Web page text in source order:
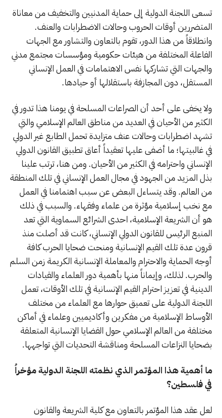
تسعى اللجنة الدولية إلى حماية المدنيين والتخفيف من معاناة
المتضررين أوقات الحروب وحالات الاضطرابات والعنف.
وانطلاقاً من هذا الدور، تقوم بالتعاون والتشاور مع الجهات
الفاعلة المختلفة من هيئات حكومية ومؤسسات مجتمع مدني
والجهات التي تشاركها نفس الاهتمامات في العمل الإنساني
المستقل، دون المجازفة باستقلالها أو حيادها.
ولا يخفى على أحد أن الصراعات المسلحة في يومنا هذا تدور في
الكثير من الأحيان في العديد من مناطق العالم الإسلامي والتي
تشهد اضطرابات وحالات عنف متزايدة تحمل الطابع غير الدولي
في غالبيتها؛ ما أضفى عليها تعقيداً أعاق تطبيق القانون الدولي
الإنساني واحترامه في الكثير من الأحيان. ومن هنا، ترتب علينا
بذل المزيد من الجهود في مجال العمل الإنساني في تلك المنطقة
من العالم. وقد يتساءل البعض عن سبب اهتمامنا في العمل
مع نخب إسلامية مؤثرة من علماء وفقهاء. والسبب في ذلك
هو أن الشريعة الإسلامية، احدى الشرائع السماوية التي تعد
المنبع الرئيس للقانون الدولي الإنساني، كانت قد أصلت منذ
قرون عدة تلك القيم الإنسانية ومنحت ضحايا الحرب كافة
أوجه الحماية والاحترام والمعاملة الإنسانية الكريمة زمن السلم
والحرب. لذلك، وإيماناً منها بأهمية دور العلماء والقيادات
الدينية في تعزيز احترام القيم الإنسانية في تلك الأوقات، تعمل
اللجنة الدولية على تعميق حوارها مع العلماء من مختلف
الأوساط الإسلامية من مفكرين وأكاديميين وعلماء في أماكن
مختلفة من العالم الإسلامي حول القضايا الإنسانية المتعلقة
بضحايا النزاعات المسلحة ومناقشة التحديات التي تواجهها.
ما أهمية هذا المؤتمر الذي نظمته اللجنة الدولية مؤخراُ
في فلسطين؟
لعل عقد هذا المؤتمر بالتعاون مع كلية الشريعة والقانون